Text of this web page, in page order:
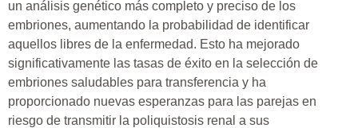
un análisis genético más completo y preciso de los
embriones, aumentando la probabilidad de identificar
aquellos libres de la enfermedad. Esto ha mejorado
significativamente las tasas de éxito en la selección de
embriones saludables para transferencia y ha
proporcionado nuevas esperanzas para las parejas en
riesgo de transmitir la poliquistosis renal a sus